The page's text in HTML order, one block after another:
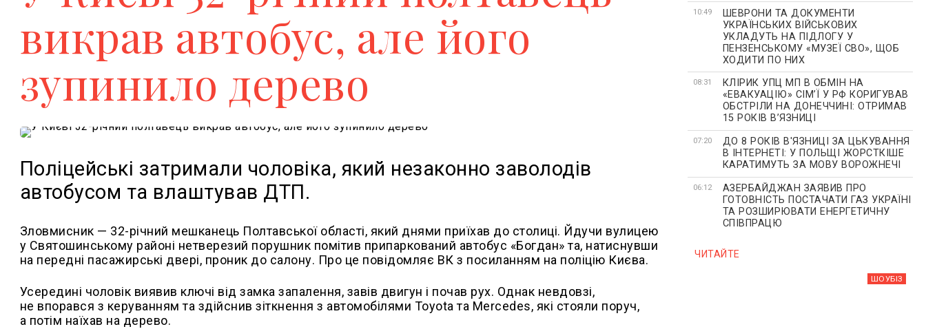
викрав автобус, але його
зупинило дерево
Поліцейські затримали чоловіка, який незаконно заволодів
автобусом та влаштував ДТП.
Зловмисник — 32-річний мешканець Полтавської області, який днями приїхав до столиці. Йдучи вулицею
у Святошинському районі нетверезий порушник помітив припаркований автобус «Богдан» та, натиснувши
на передні пасажирські двері, проник до салону. Про це повідомляє ВК з посиланням на поліцію Києва.
Усередині чоловік виявив ключі від замка запалення, завів двигун і почав рух. Однак невдовзі,
не впорався з керуванням та здійснив зіткнення з автомобілями Toyota та Mercedes, які стояли поруч,
а потім наїхав на дерево.
10:49
ШЕВРОНИ ТА ДОКУМЕНТИ
УКРАЇНСЬКИХ ВІЙСЬКОВИХ
УКЛАДУТЬ НА ПІДЛОГУ У
ПЕНЗЕНСЬКОМУ «МУЗЕЇ СВО», ЩОБ
ХОДИТИ ПО НИХ
08:31
КЛІРИК УПЦ МП В ОБМІН НА
«ЕВАКУАЦІЮ» СІМʼЇ У РФ КОРИГУВАВ
ОБСТРІЛИ НА ДОНЕЧЧИНІ: ОТРИМАВ
15 РОКІВ ВʼЯЗНИЦІ
07:20
ДО 8 РОКІВ В'ЯЗНИЦІ ЗА ЦЬКУВАННЯ
В ІНТЕРНЕТІ: У ПОЛЬЩІ ЖОРСТКІШЕ
КАРАТИМУТЬ ЗА МОВУ ВОРОЖНЕЧІ
06:12
АЗЕРБАЙДЖАН ЗАЯВИВ ПРО
ГОТОВНІСТЬ ПОСТАЧАТИ ГАЗ УКРАЇНІ
ТА РОЗШИРЮВАТИ ЕНЕРГЕТИЧНУ
СПІВПРАЦЮ
ЧИТАЙТЕ
ШОУБIЗ